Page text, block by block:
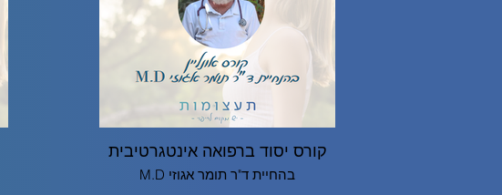
קורס יסוד ברפואה אינטגרטיבית
בהחיית ד"ר תומר אגוזי M.D